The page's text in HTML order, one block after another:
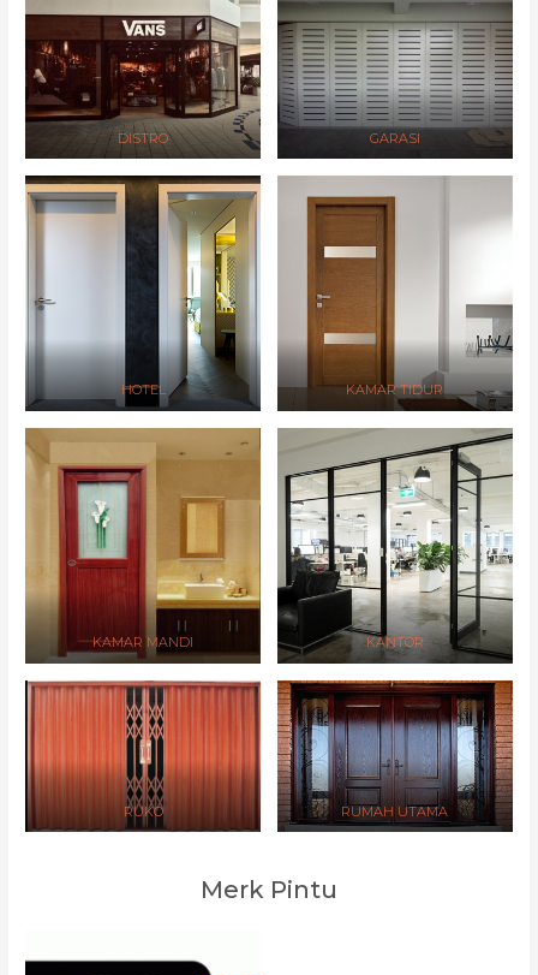
DISTRO GARASI
HOTEL KAMAR TIDUR
KAMAR MANDI KANTOR
RUKO RUMAH UTAMA
Merk Pintu